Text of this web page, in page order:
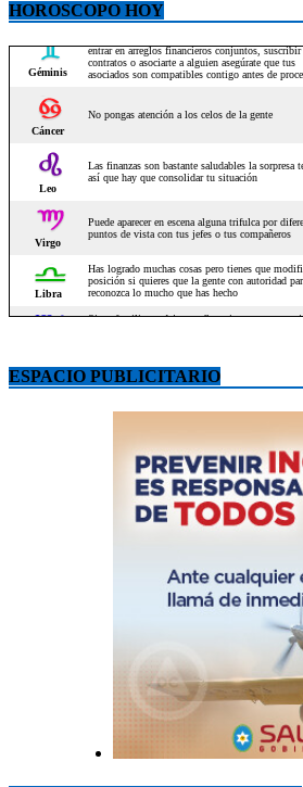
HOROSCOPO HOY
ESPACIO PUBLICITARIO